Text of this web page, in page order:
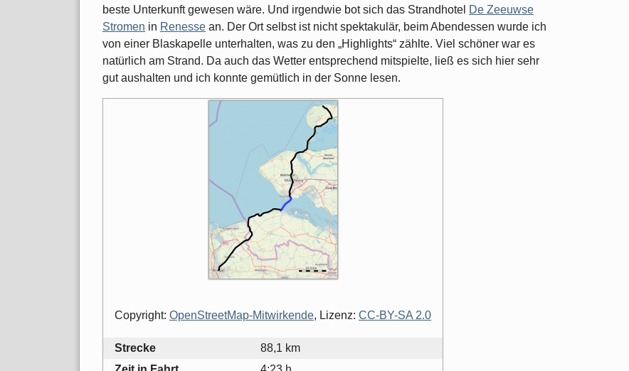
beste Unterkunft gewesen wäre. Und irgendwie bot sich das Strandhotel De Zeeuwse
Stromen in Renesse an. Der Ort selbst ist nicht spektakulär, beim Abendessen wurde ich
von einer Blaskapelle unterhalten, was zu den „Highlights“ zählte. Viel schöner war es
natürlich am Strand. Da auch das Wetter entsprechend mitspielte, ließ es sich hier sehr
gut aushalten und ich konnte gemütlich in der Sonne lesen.
Copyright: OpenStreetMap-Mitwirkende, Lizenz: CC-BY-SA 2.0
Strecke
88,1 km